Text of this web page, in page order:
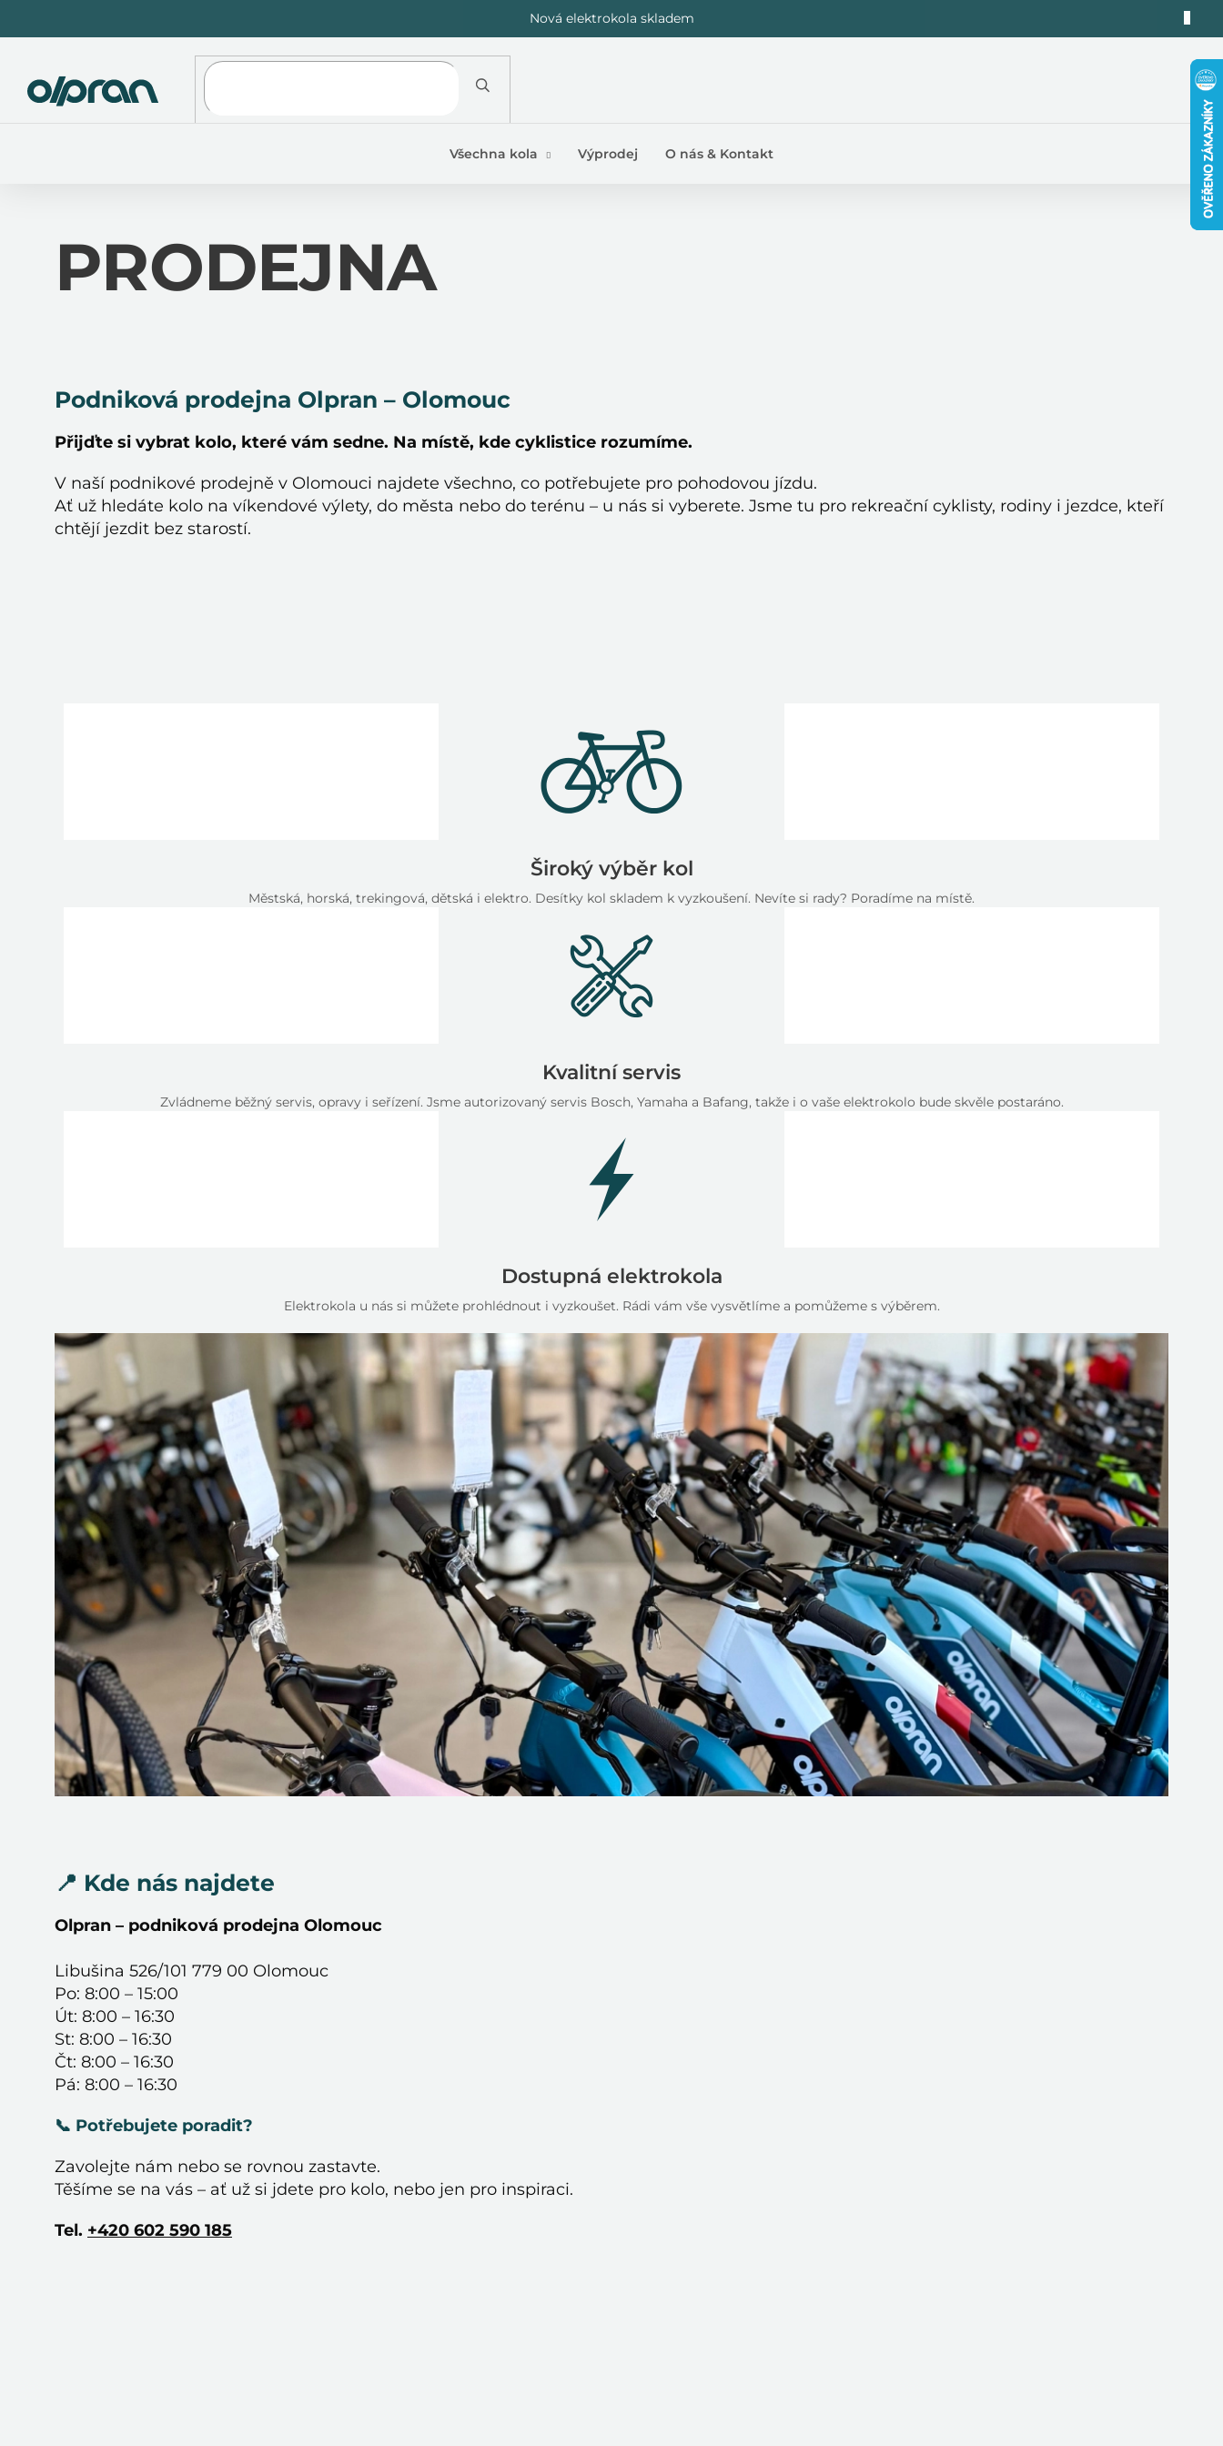
obsah
Nová elektrokola skladem
Všechna kola Výprodej O nás & Kontakt
PRODEJNA
Podniková prodejna Olpran – Olomouc
Přijďte si vybrat kolo, které vám sedne. Na místě, kde cyklistice rozumíme.
V naší podnikové prodejně v Olomouci najdete všechno, co potřebujete pro pohodovou jízdu.
Ať už hledáte kolo na víkendové výlety, do města nebo do terénu – u nás si vyberete. Jsme tu pro rekreační cyklisty, rodiny i jezdce, kteří
chtějí jezdit bez starostí.
Široký výběr kol
Městská, horská, trekingová, dětská i elektro. Desítky kol skladem k vyzkoušení. Nevíte si rady? Poradíme na místě.
Kvalitní servis
Zvládneme běžný servis, opravy i seřízení. Jsme autorizovaný servis Bosch, Yamaha a Bafang, takže i o vaše elektrokolo bude skvěle postaráno.
Dostupná elektrokola
Elektrokola u nás si můžete prohlédnout i vyzkoušet. Rádi vám vše vysvětlíme a pomůžeme s výběrem.
📍 Kde nás najdete
Olpran – podniková prodejna Olomouc
Libušina 526/101 779 00 Olomouc
Po: 8:00 – 15:00
Út: 8:00 – 16:30
St: 8:00 – 16:30
Čt: 8:00 – 16:30
Pá: 8:00 – 16:30
📞 Potřebujete poradit?
Zavolejte nám nebo se rovnou zastavte.
Těšíme se na vás – ať už si jdete pro kolo, nebo jen pro inspiraci.
Tel. +420 602 590 185